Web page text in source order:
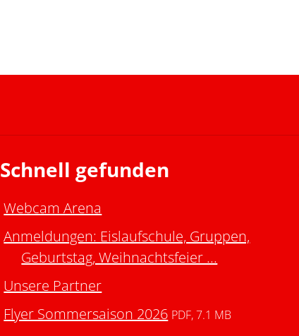
Schnell gefunden
Webcam Arena
Anmeldungen: Eislaufschule, Gruppen,
Geburtstag, Weihnachtsfeier ...
Unsere Partner
Flyer Sommersaison 2026 PDF, 7.1 MB